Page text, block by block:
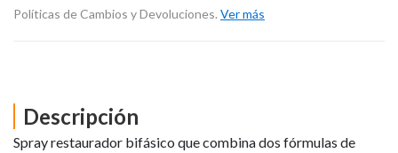
Políticas de Cambios y Devoluciones. Ver más
Descripción
Spray restaurador bifásico que combina dos fórmulas de